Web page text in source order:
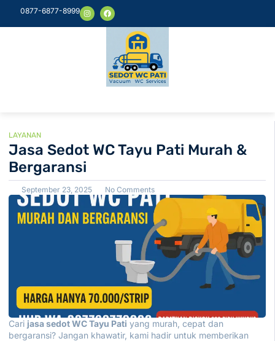
0877-6877-8999
LAYANAN
Jasa Sedot WC Tayu Pati Murah &
Bergaransi
September 23, 2025 No Comments
Cari jasa sedot WC Tayu Pati yang murah, cepat dan
bergaransi? Jangan khawatir, kami hadir untuk memberikan